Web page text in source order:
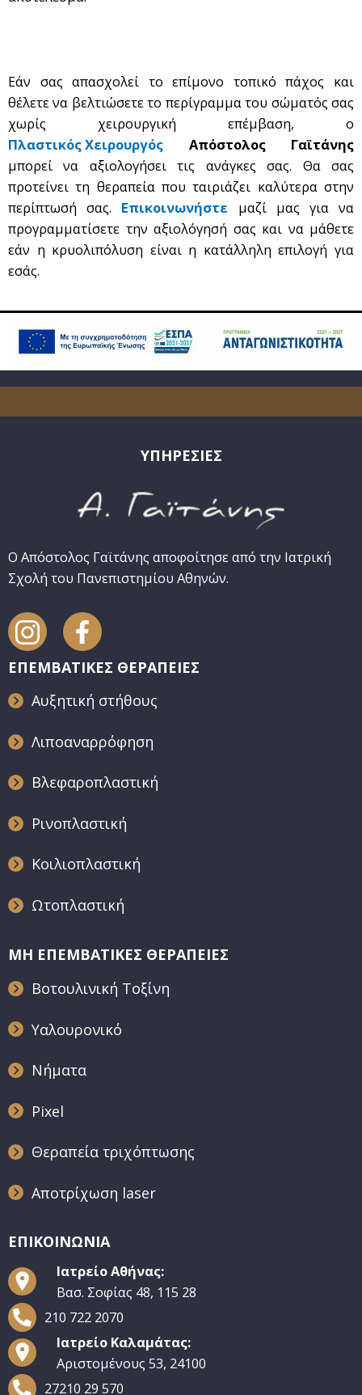
Εάν σας απασχολεί το επίμονο τοπικό πάχος και
θέλετε να βελτιώσετε το περίγραμμα του σώματός σας
χωρίς χειρουργική επέμβαση, ο
Πλαστικός Χειρουργός Απόστολος Γαϊτάνης
μπορεί να αξιολογήσει τις ανάγκες σας. Θα σας
προτείνει τη θεραπεία που ταιριάζει καλύτερα στην
περίπτωσή σας. Επικοινωνήστε μαζί μας για να
προγραμματίσετε την αξιολόγησή σας και να μάθετε
εάν η κρυολιπόλυση είναι η κατάλληλη επιλογή για
εσάς.
ΥΠΗΡΕΣΙΕΣ
Ο Απόστολος Γαϊτάνης αποφοίτησε από την Ιατρική
Σχολή του Πανεπιστημίου Αθηνών.
ΕΠΕΜΒΑΤΙΚΕΣ ΘΕΡΑΠΕΙΕΣ
Αυξητική στήθους
Λιποαναρρόφηση
Βλεφαροπλαστική
Ρινοπλαστική
Κοιλιοπλαστική
Ωτοπλαστική
ΜΗ ΕΠΕΜΒΑΤΙΚΕΣ ΘΕΡΑΠΕΙΕΣ
Βοτουλινική Τοξίνη
Υαλουρονικό
Νήματα
Pixel
Θεραπεία τριχόπτωσης
Αποτρίχωση laser
ΕΠΙΚΟΙΝΩΝΙΑ
Ιατρείο Αθήνας:
Βασ. Σοφίας 48, 115 28
210 722 2070
Ιατρείο Καλαμάτας:
Αριστομένους 53, 24100
27210 29 570